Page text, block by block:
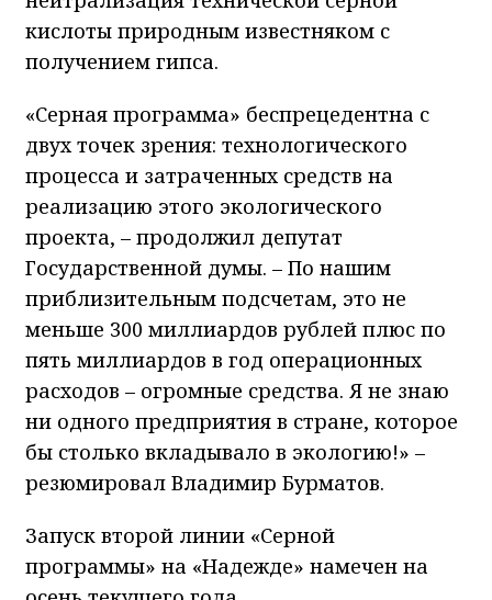
кислоты природным известняком с
получением гипса.
«Серная программа» беспрецедентна с
двух точек зрения: технологического
процесса и затраченных средств на
реализацию этого экологического
проекта, – продолжил депутат
Государственной думы. – По нашим
приблизительным подсчетам, это не
меньше 300 миллиардов рублей плюс по
пять миллиардов в год операционных
расходов – огромные средства. Я не знаю
ни одного предприятия в стране, которое
бы столько вкладывало в экологию!» –
резюмировал Владимир Бурматов.
Запуск второй линии «Серной
программы» на «Надежде» намечен на